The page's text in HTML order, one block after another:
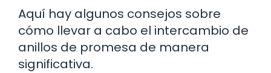
Aquí hay algunos consejos sobre
cómo llevar a cabo el intercambio de
anillos de promesa de manera
significativa.